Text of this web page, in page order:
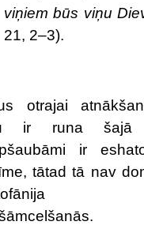
viņiem būs viņu
21, 2–3).
otrajai
ir runa šajā
ir
tātad tā nav